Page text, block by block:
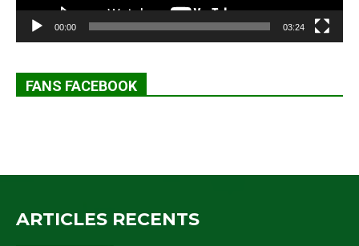
00:00 03:24
FANS FACEBOOK
ARTICLES RECENTS